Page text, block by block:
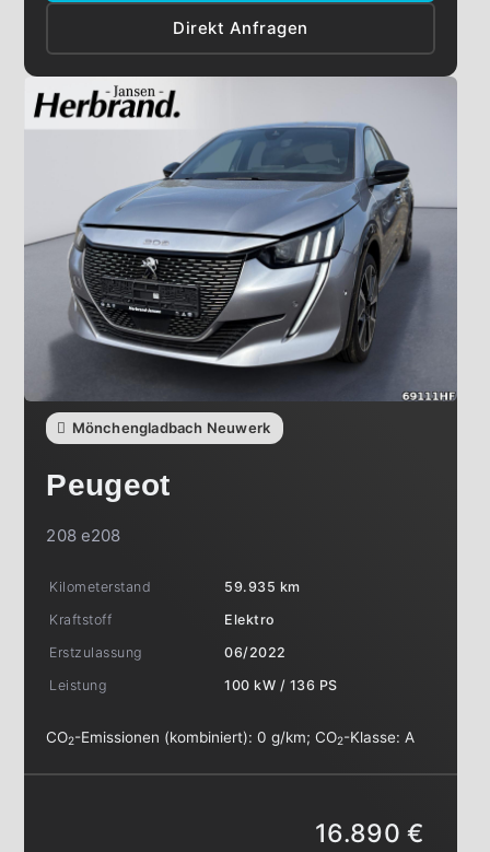
Direkt Anfragen
Mönchengladbach Neuwerk
Peugeot
208 e208
Kilometerstand
59.935 km
Kraftstoff
Elektro
Erstzulassung
06/2022
Leistung
100 kW / 136 PS
CO2-Emissionen (kombiniert):0 g/km;CO2-Klasse: A
16.890 €